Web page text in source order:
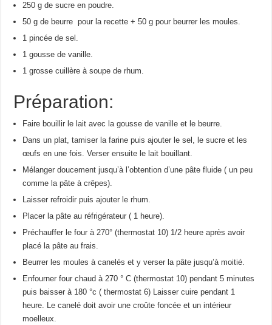
250 g de sucre en poudre.
50 g de beurre pour la recette + 50 g pour beurrer les moules.
1 pincée de sel.
1 gousse de vanille.
1 grosse cuillère à soupe de rhum.
Préparation:
Faire bouillir le lait avec la gousse de vanille et le beurre.
Dans un plat, tamiser la farine puis ajouter le sel, le sucre et les
œufs en une fois. Verser ensuite le lait bouillant.
Mélanger doucement jusqu’à l’obtention d’une pâte fluide ( un peu
comme la pâte à crêpes).
Laisser refroidir puis ajouter le rhum.
Placer la pâte au réfrigérateur ( 1 heure).
Préchauffer le four à 270° (thermostat 10) 1/2 heure après avoir
placé la pâte au frais.
Beurrer les moules à canelés et y verser la pâte jusqu’à moitié.
Enfourner four chaud à 270 ° C (thermostat 10) pendant 5 minutes
puis baisser à 180 °c ( thermostat 6) Laisser cuire pendant 1
heure. Le canelé doit avoir une croûte foncée et un intérieur
moelleux.